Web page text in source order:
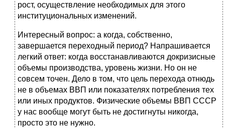
рост, осуществление необходимых для этого
институциональных изменений.
Интересный вопрос: а когда, собственно,
завершается переходный период? Напрашивается
легкий ответ: когда восстанавливаются докризисные
объемы производства, уровень жизни. Но он не
совсем точен. Дело в том, что цель перехода отнюдь
не в объемах ВВП или показателях потребления тех
или иных продуктов. Физические объемы ВВП СССР
у нас вообще могут быть не достигнуты никогда,
просто это не нужно.